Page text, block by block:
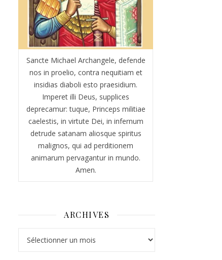
Sancte Michael Archangele, defende
nos in proelio, contra nequitiam et
insidias diaboli esto praesidium.
Imperet illi Deus, supplices
deprecamur: tuque, Princeps militiae
caelestis, in virtute Dei, in infernum
detrude satanam aliosque spiritus
malignos, qui ad perditionem
animarum pervagantur in mundo.
Amen.
ARCHIVES